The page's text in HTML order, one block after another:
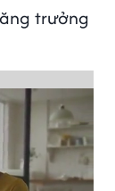
trưởng